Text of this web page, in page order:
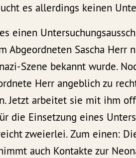
es allerdings keinen
einen
Abgeordneten Sascha Herr
Szene bekannt wurde.
Herr angeblich zu
Jetzt arbeitet sie mit ihm
die Einsetzung eines
zweierlei. Zum einen:
auch Kontakte zur